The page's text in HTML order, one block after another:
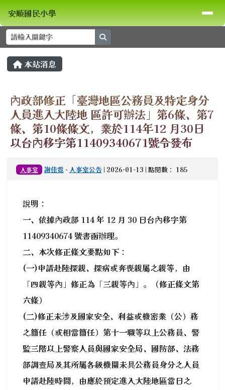
跳至主內容區
安順國民小學
導覽列
安順國民小學
主內容區域
本站消息
內政部修正「臺灣地區公務員及特定身分
人員進入大陸地 區許可辦法」第6條、第7
條、第10條條文，業於114年12 月30日
以台內移字第11409340671號令發布
人事室 謝佳霓- 人事室公告| 2026-01-13 | 點閱數： 185
說明：
一、依據內政部 114 年 12 月 30 日台內移字第
11409340674 號書函辦理。
二、本次修正條文要點如下：
(一)申請赴陸探親、探病或奔喪親屬之親等，由
「四親等內」修正為「三親等內」。（修正條文第
六條）
(二)修正未涉及國家安全、利益或機密業（公）務
之簡任（或相當簡任）第十一職等以上公務員、警
監三階以上警察人員與國家安全局、國防部、法務
部調查局及其所屬各級機關未具公務員身分之人員
申請赴陸時間，由應於預定進入大陸地區當日之
頁尾區域